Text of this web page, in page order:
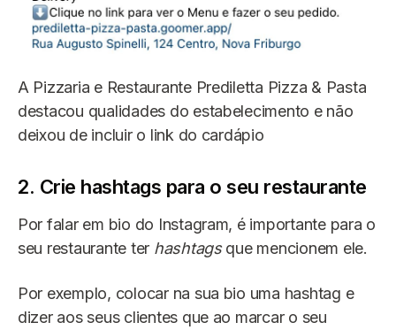
A Pizzaria e Restaurante Prediletta Pizza & Pasta
destacou qualidades do estabelecimento e não
deixou de incluir o link do cardápio
2. Crie hashtags para o seu restaurante
Por falar em bio do Instagram, é importante para o
seu restaurante ter hashtagsque mencionem ele.
Por exemplo, colocar na sua bio uma hashtag e
dizer aos seus clientes que ao marcar o seu